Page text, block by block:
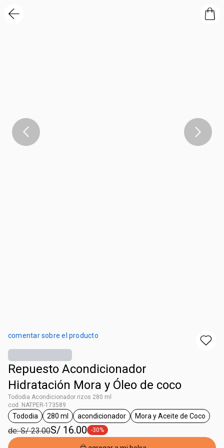
comentar sobre el producto
Repuesto Acondicionador
Hidratación Mora y Óleo de coco
Tododia Acondicionador rizos 280 ml
cod. NATPER-173589
etiqueta Tododia
Tododia
etiqueta 280 ml
280 ml
etiqueta acondicionador
acondicionador
etiqueta Mora y
Mora y Aceite de Coco
de: S/ 23.00S/ 16.00 etiqueta -30%
-30%